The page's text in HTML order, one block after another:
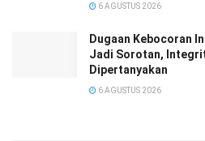
6 AGUSTUS 2026
Dugaan Kebocoran
Jadi Sorotan,
Dipertanyakan
6 AGUSTUS 2026